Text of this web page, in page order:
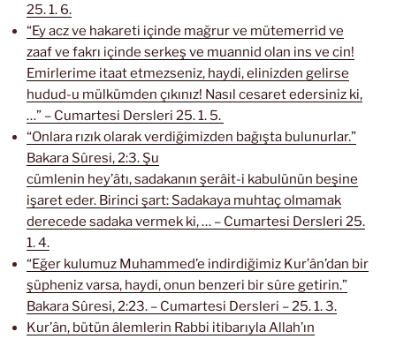
25. 1. 6.
“Ey acz ve hakareti içinde mağrur ve mütemerrid ve
zaaf ve fakrı içinde serkeş ve muannid olan ins ve cin!
Emirlerime itaat etmezseniz, haydi, elinizden gelirse
hudud-u mülkümden çıkınız! Nasıl cesaret edersiniz ki,
…” – Cumartesi Dersleri 25. 1. 5.
“Onlara rızık olarak verdiğimizden bağışta bulunurlar.”
Bakara Sûresi, 2:3. Şu
cümlenin hey’âtı, sadakanın şerâit-i kabulünün beşine
işaret eder. Birinci şart: Sadakaya muhtaç olmamak
derecede sadaka vermek ki, … – Cumartesi Dersleri 25.
1. 4.
“Eğer kulumuz Muhammed’e indirdiğimiz Kur’ân’dan bir
şüpheniz varsa, haydi, onun benzeri bir sûre getirin.”
Bakara Sûresi, 2:23. – Cumartesi Dersleri – 25. 1. 3.
Kur’ân, bütün âlemlerin Rabbi itibarıyla Allah’ın